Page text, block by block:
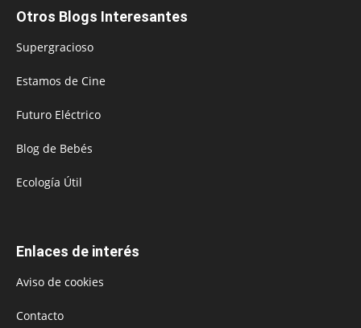
Otros Blogs Interesantes
Supergracioso
Estamos de Cine
Futuro Eléctrico
Blog de Bebés
Ecología Útil
Enlaces de interés
Aviso de cookies
Contacto